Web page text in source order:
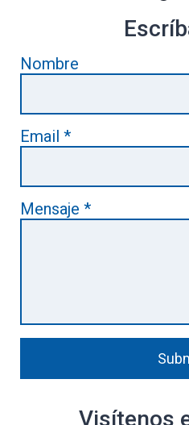
Nombre
Email *
Mensaje *
Visítenos